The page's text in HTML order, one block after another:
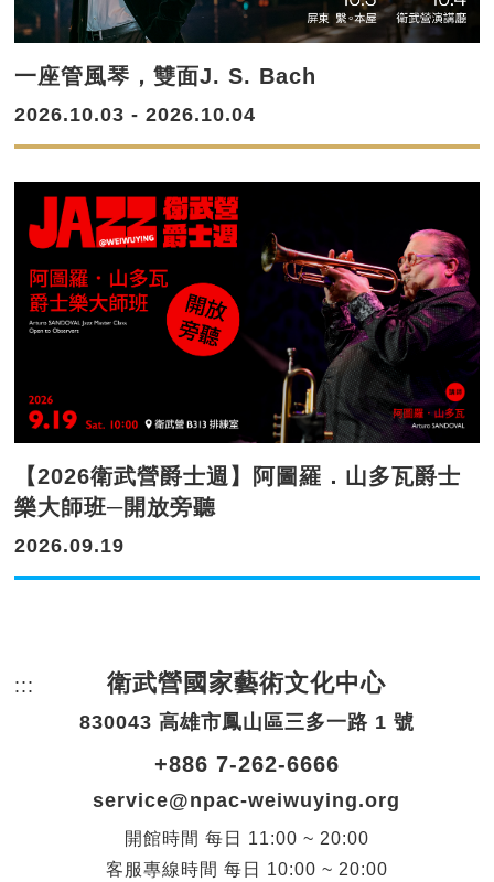
一座管風琴，雙面J. S. Bach
2026.10.03 - 2026.10.04
【2026衛武營爵士週】阿圖羅．山多瓦爵士
樂大師班─開放旁聽
2026.09.19
::: 頁尾網站資訊。
衛武營國家藝術文化中心
830043 高雄市鳳山區三多一路 1 號
+886 7-262-6666
service@npac-weiwuying.org
開館時間 每日
11:00 ~ 20:00
客服專線時間 每日 10:00 ~ 20:00